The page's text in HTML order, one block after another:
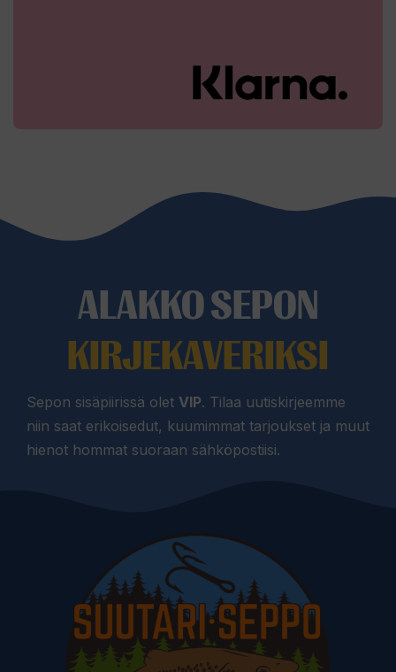
ALAKKO SEPON
KIRJEKAVERIKSI
Sepon sisäpiirissä olet VIP. Tilaa uutiskirjeemme
niin saat erikoisedut, kuumimmat tarjoukset ja muut
hienot hommat suoraan sähköpostiisi.